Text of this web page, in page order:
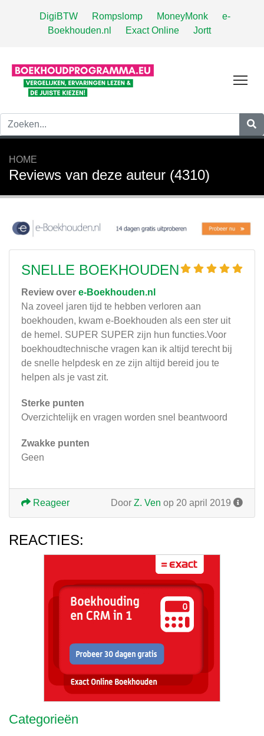
DigiBTW Rompslomp MoneyMonk
e-
Boekhouden.nl
Exact Online Jortt
HOME
Reviews van deze auteur (4310)
Categorieën
SNELLE BOEKHOUDEN
Review over e-Boekhouden.nl
Na zoveel jaren tijd te hebben verloren aan
boekhouden, kwam e-Boekhouden als een ster uit
de hemel. SUPER SUPER zijn hun functies.Voor
boekhoudtechnische vragen kan ik altijd terecht bij
de snelle helpdesk en ze zijn altijd bereid jou te
helpen als je vast zit.
Sterke punten
Overzichtelijk en vragen worden snel beantwoord
Zwakke punten
Geen
Door Z. Ven op 20 april 2019
Reageer
REACTIES: